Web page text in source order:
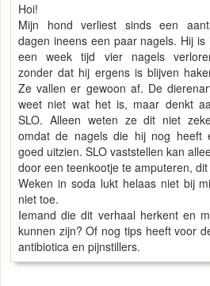
Hoi!
Mijn hond verliest sinds een
dagen ineens een paar nagels. Hij is
een week tijd vier nagels
zonder dat hij ergens is blijven
Ze vallen er gewoon af. De
weet niet wat het is, maar denkt
SLO. Alleen weten ze dit niet
omdat de nagels die hij nog heeft
goed uitzien. SLO vaststellen kan
door een teenkootje te amputeren,
Weken in soda lukt helaas niet bij
niet toe.
Iemand die dit verhaal herkent en
kunnen zijn? Of nog tips heeft voor
antibiotica en pijnstillers.